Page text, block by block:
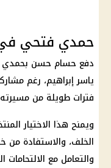
حمدي فتحي
دفع حسام حسن
ياسر إبراهيم، رغم
فترات طويلة من
ويمنح هذا الاختيار
الخلف، والاستفادة
والتعامل مع الالتحامات